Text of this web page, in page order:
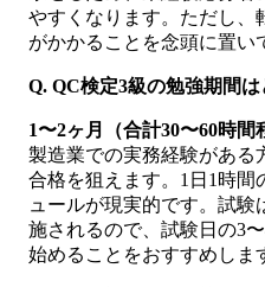
やすくなります。ただし、
がかかることを念頭に置い
Q. QC検定3級の勉強期間
1〜2ヶ月（合計30〜60時間
製造業での実務経験がある
合格を狙えます。1日1時間
ュールが現実的です。試験
施されるので、試験日の3
始めることをおすすめしま